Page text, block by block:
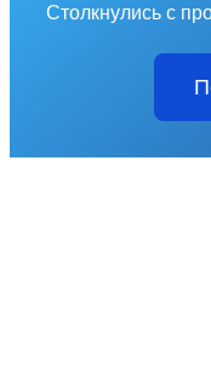
Столкнулись с